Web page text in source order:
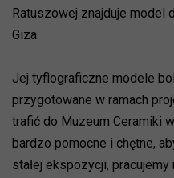
Ratuszowej znajduje model
Giza.
Jej tyflograficzne modele
przygotowane w ramach
trafić do Muzeum Ceramiki
bardzo pomocne i chętne,
stałej ekspozycji,